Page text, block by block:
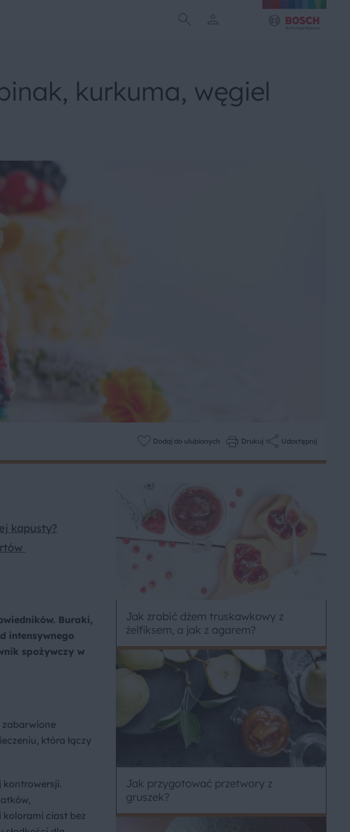
kurkuma, węgiel
Dodaj do ulubionych Drukuj Udostępnij
kapusty?
Buraki,
intensywnego
spożywczy w
zabarwione
która łączy
kontrowersji.
kolorami ciast bez
Jak zrobić dżem truskawkowy z
żelfiksem, a jak z agarem?
Jak przygotować przetwory z
gruszek?